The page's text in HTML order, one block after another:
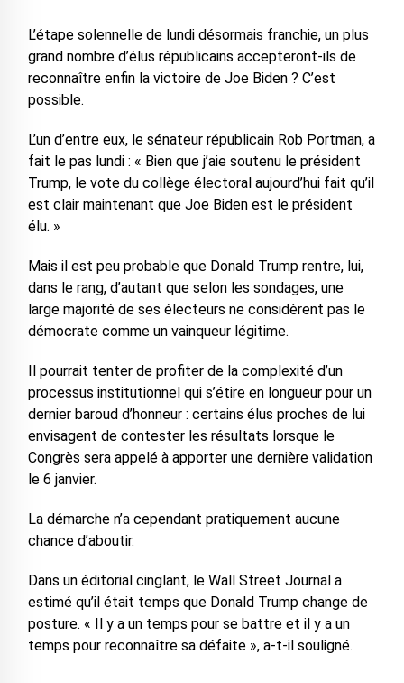
L’étape solennelle de lundi désormais franchie, un plus
grand nombre d’élus républicains accepteront-ils de
reconnaître enfin la victoire de Joe Biden ? C’est
possible.
L’un d’entre eux, le sénateur républicain Rob Portman, a
fait le pas lundi : « Bien que j’aie soutenu le président
Trump, le vote du collège électoral aujourd’hui fait qu’il
est clair maintenant que Joe Biden est le président
élu. »
Mais il est peu probable que Donald Trump rentre, lui,
dans le rang, d’autant que selon les sondages, une
large majorité de ses électeurs ne considèrent pas le
démocrate comme un vainqueur légitime.
Il pourrait tenter de profiter de la complexité d’un
processus institutionnel qui s’étire en longueur pour un
dernier baroud d’honneur : certains élus proches de lui
envisagent de contester les résultats lorsque le
Congrès sera appelé à apporter une dernière validation
le 6 janvier.
La démarche n’a cependant pratiquement aucune
chance d’aboutir.
Dans un éditorial cinglant, le Wall Street Journal a
estimé qu’il était temps que Donald Trump change de
posture. « Il y a un temps pour se battre et il y a un
temps pour reconnaître sa défaite », a-t-il souligné.